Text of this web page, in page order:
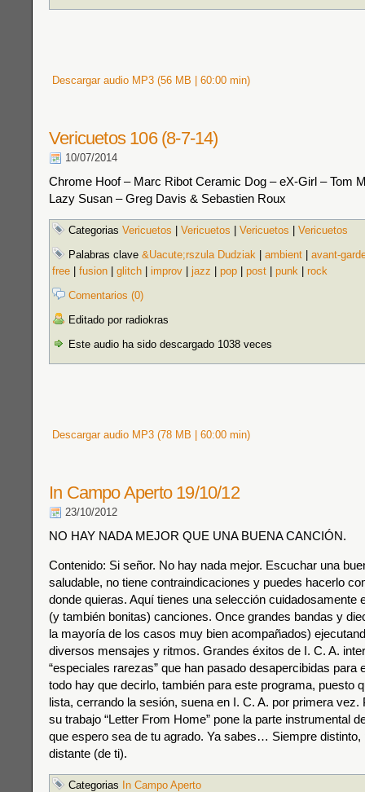
Descargar audio MP3 (56 MB | 60:00 min)
Vericuetos 106 (8-7-14)
10/07/2014
Chrome Hoof – Marc Ribot Ceramic Dog – eX-Girl – Tom
Lazy Susan – Greg Davis & Sebastien Roux
Categorias Vericuetos Vericuetos Vericuetos
Vericuetos
Palabras clave &Uacute;rszula Dudziak ambient
avant-
free
fusion glitch improv jazz pop post punk
rock
Comentarios (0)
Editado por radiokras
Este audio ha sido descargado 1038 veces
Descargar audio MP3 (78 MB | 60:00 min)
In Campo Aperto 19/10/12
23/10/2012
NO HAY NADA MEJOR QUE UNA BUENA CANCIÓN.
Contenido: Si señor. No hay nada mejor. Escuchar una
saludable, no tiene contraindicaciones y puedes hacerlo
donde quieras. Aquí tienes una selección cuidadosamente
(y también bonitas) canciones. Once grandes bandas y
la mayoría de los casos muy bien acompañados)
diversos mensajes y ritmos. Grandes éxitos de I. C. A.
“especiales rarezas” que han pasado desapercibidas para
todo hay que decirlo, también para este programa, puesto
lista, cerrando la sesión, suena en I. C. A. por primera vez.
su trabajo “Letter From Home” pone la parte instrumental
que espero sea de tu agrado. Ya sabes… Siempre distinto,
distante (de ti).
Categorias In Campo Aperto